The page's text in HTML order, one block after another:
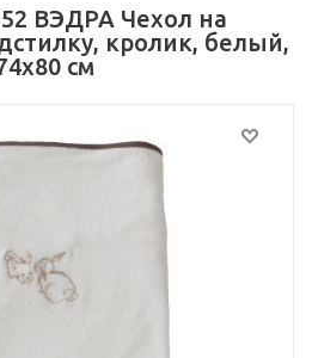
ВЭДРА Чехол на
кролик, белый,
см